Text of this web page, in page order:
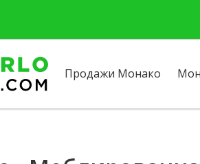
Продажи Монако